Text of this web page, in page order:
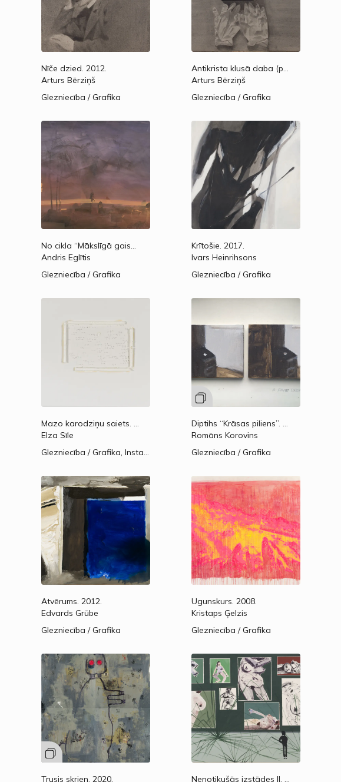
Nīče dzied. 2012.
Arturs Bērziņš
Glezniecība / Grafika
Antikrista klusā daba (pēc Frīdriha Vilhelma Nīčes darba “Antikrists”).
Arturs Bērziņš
Glezniecība / Grafika
No cikla “Mākslīgā gaisma”.
Andris Eglītis
Glezniecība / Grafika
Krītošie. 2017.
Ivars Heinrihsons
Glezniecība / Grafika
Mazo karodziņu saiets.
Elza Sīle
Glezniecība / Grafika, Instalācija / Tēlniecība / Objekti
Diptihs “Krāsas piliens”.
Romāns Korovins
Glezniecība / Grafika
Atvērums. 2012.
Edvards Grūbe
Glezniecība / Grafika
Ugunskurs. 2008.
Kristaps Ģelzis
Glezniecība / Grafika
Trusis skrien. 2020. Nenotikušās izstādes II.